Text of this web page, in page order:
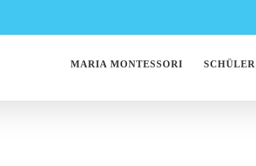
MARIA MONTESSORI SCHÜLER